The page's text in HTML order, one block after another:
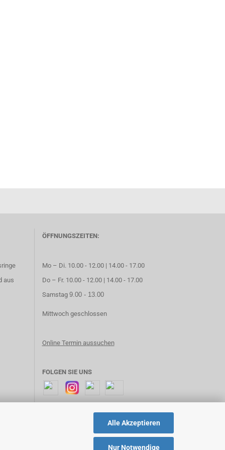
Alle Akzeptieren
Nur Notwendige
aus
ÖFFNUNGSZEITEN:
Mo – Di. 10.00 - 12.00 | 14.00 - 17.00
Do – Fr. 10.00 - 12.00 | 14.00 - 17.00
Samstag 9.00 - 13.00
Mittwoch geschlossen
Online Termin aussuchen
FOLGEN SIE UNS